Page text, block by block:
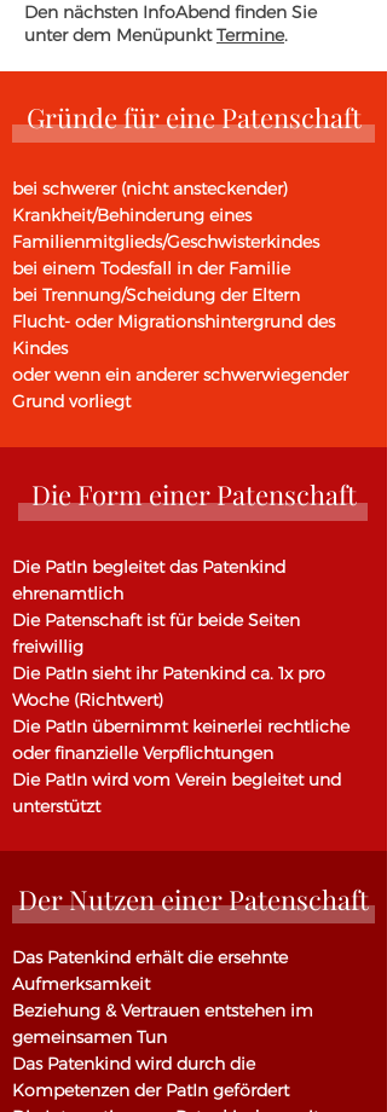
Den nächsten InfoAbend finden Sie
unter dem MenüpunktTermine.
Gründe für eine Patenschaft
bei schwerer (nicht ansteckender)
Krankheit/Behinderung eines
Familienmitglieds/Geschwisterkindes
bei einem Todesfall in der Familie
bei Trennung/Scheidung der Eltern
Flucht- oder Migrationshintergrund des
Kindes
oder wenn ein anderer schwerwiegender
Grund vorliegt
Die Form einer Patenschaft
Die PatIn begleitet das Patenkind
ehrenamtlich
Die Patenschaft ist für beide Seiten
freiwillig
Die PatIn sieht ihr Patenkind ca. 1x pro
Woche (Richtwert)
Die PatIn übernimmt keinerlei rechtliche
oder finanzielle Verpflichtungen
Die PatIn wird vom Verein begleitet und
unterstützt
Der Nutzen einer Patenschaft
Das Patenkind erhält die ersehnte
Aufmerksamkeit
Beziehung & Vertrauen entstehen im
gemeinsamen Tun
Das Patenkind wird durch die
Kompetenzen der PatIn gefördert